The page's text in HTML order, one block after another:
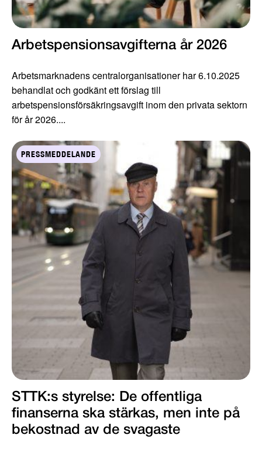
Arbetspensionsavgifterna år 2026
Arbetsmarknadens centralorganisationer har 6.10.2025
behandlat och godkänt ett förslag till
arbetspensionsförsäkringsavgift inom den privata sektorn
för år 2026....
PRESSMEDDELANDE
STTK:s styrelse: De offentliga
finanserna ska stärkas, men inte på
bekostnad av de svagaste